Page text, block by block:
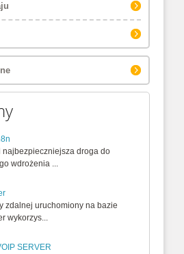
najbezpieczniejsza droga do
wdrożenia ...
zdalnej uruchomiony na bazie
wykorzys...
SERVER